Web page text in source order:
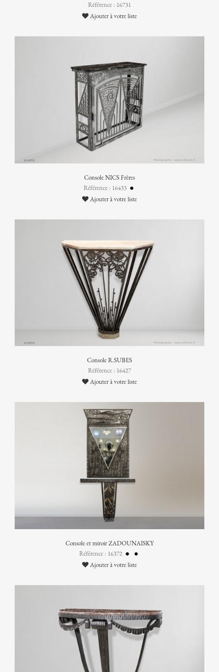
Référence : 16731
Ajouter à votre liste
Console NICS Frères
Référence : 16433
Ajouter à votre liste
Console R.SUBES
Référence : 16427
Ajouter à votre liste
Console et miroir ZADOUNAISKY
Référence : 16372
Ajouter à votre liste